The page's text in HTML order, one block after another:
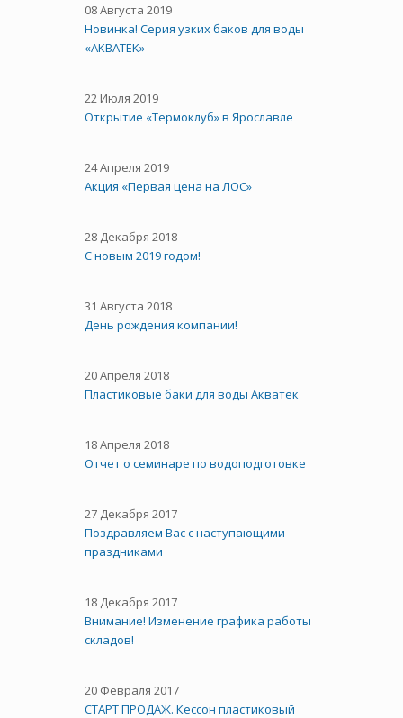
08 Августа 2019
Новинка! Серия узких баков для воды
«АКВАТЕК»
22 Июля 2019
Открытие «Термоклуб» в Ярославле
24 Апреля 2019
Акция «Первая цена на ЛОС»
28 Декабря 2018
С новым 2019 годом!
31 Августа 2018
День рождения компании!
20 Апреля 2018
Пластиковые баки для воды Акватек
18 Апреля 2018
Отчет о семинаре по водоподготовке
27 Декабря 2017
Поздравляем Вас с наступающими
праздниками
18 Декабря 2017
Внимание! Изменение графика работы
складов!
20 Февраля 2017
СТАРТ ПРОДАЖ. Кессон пластиковый